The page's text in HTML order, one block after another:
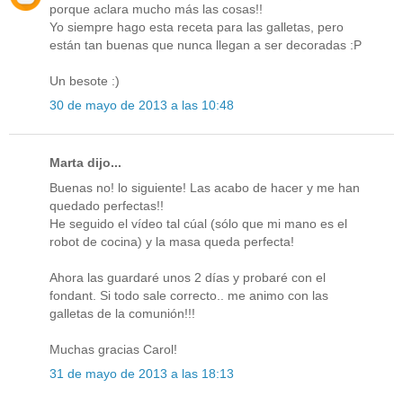
porque aclara mucho más las cosas!!
Yo siempre hago esta receta para las galletas, pero
están tan buenas que nunca llegan a ser decoradas :P
Un besote :)
30 de mayo de 2013 a las 10:48
Marta dijo...
Buenas no! lo siguiente! Las acabo de hacer y me han
quedado perfectas!!
He seguido el vídeo tal cúal (sólo que mi mano es el
robot de cocina) y la masa queda perfecta!
Ahora las guardaré unos 2 días y probaré con el
fondant. Si todo sale correcto.. me animo con las
galletas de la comunión!!!
Muchas gracias Carol!
31 de mayo de 2013 a las 18:13